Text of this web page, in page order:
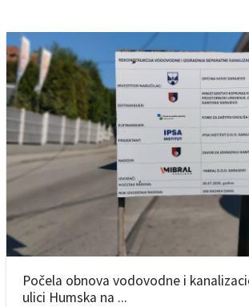
Počela obnova vodovodne i
ulici Humska na ...